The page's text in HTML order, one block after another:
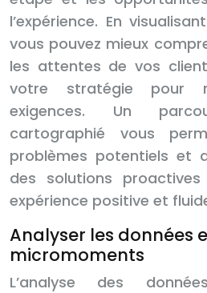
l’expérience. En
vous pouvez mieux
les attentes de vos
votre stratégie pour
exigences. Un
cartographié vous
problèmes potentiels et
des solutions
expérience positive et
Analyser les données
micromoments
L’analyse des